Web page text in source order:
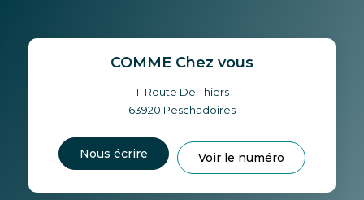
COMME Chez vous
11 Route De Thiers
63920 Peschadoires
Nous écrire Voir le numéro